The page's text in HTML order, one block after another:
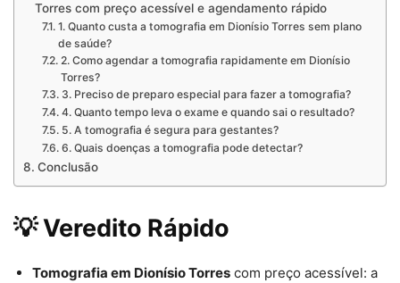
Torres com preço acessível e agendamento rápido
1. Quanto custa a tomografia em Dionísio Torres sem plano
de saúde?
2. Como agendar a tomografia rapidamente em Dionísio
Torres?
3. Preciso de preparo especial para fazer a tomografia?
4. Quanto tempo leva o exame e quando sai o resultado?
5. A tomografia é segura para gestantes?
6. Quais doenças a tomografia pode detectar?
Conclusão
💡 Veredito Rápido
Tomografia em Dionísio Torres com preço acessível: a